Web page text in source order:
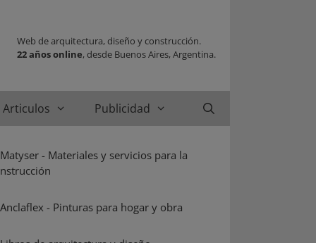
Web de arquitectura, diseño y construcción.
22 años online, desde Buenos Aires, Argentina.
Articulos Publicidad